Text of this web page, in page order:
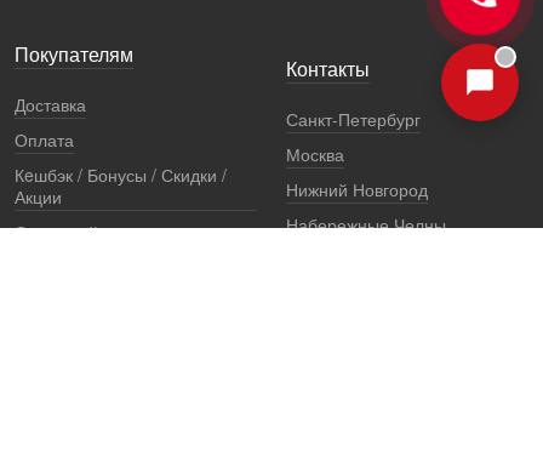
Покупателям
Доставка
Оплата
Кeшбэк / Бонусы / Скидки /
Акции
Остерегайтесь подделок
Контакты
Санкт-Петербург
Москва
Нижний Новгород
Набережные Челны